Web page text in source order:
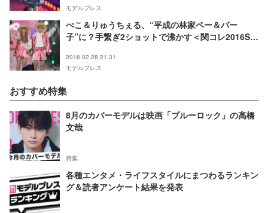
モデルプレス
ぺこ＆りゅうちぇる、“平成の林家ペー＆パー
子”に？手繋ぎ2ショットで沸かす＜関コレ2016S／
2016.02.28 21:31
モデルプレス
おすすめ特集
8月のカバーモデルは映画「ブルーロック」の高橋
文哉
特集
各種エンタメ・ライフスタイルにまつわるランキン
グ＆読者アンケート結果を発表